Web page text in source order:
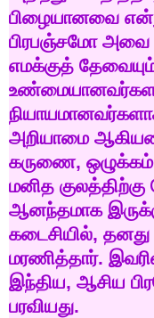
பிழையானவை
பிரபஞ்சமோ அவை
எமக்குத்
அறியாமை
கருணை, ஒழுக்கம்
மனித குலத்திற்கு
ஆனந்தமாக
கடைசியில், தனது
மரணித்தார்.
இந்திய, ஆசிய
பரவியது.